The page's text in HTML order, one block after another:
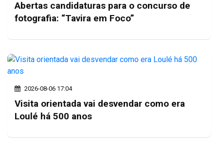
Abertas candidaturas para o concurso de
fotografia: “Tavira em Foco”
2026-08-06 17:04
Visita orientada vai desvendar como era
Loulé há 500 anos